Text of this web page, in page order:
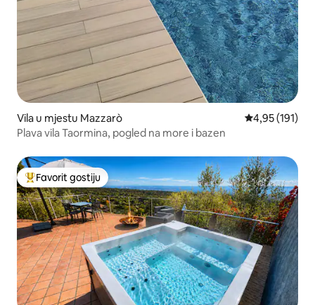
Vila u mjestu Mazzarò prosječna
4,95 (191)
Plava vila Taormina, pogled na more i bazen
Glavni favorit gostiju
Favorit gostiju